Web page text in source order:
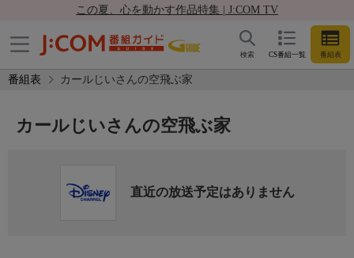
この夏、心を動かす作品特集 | J:COM TV
CS番組一覧 番組表
検索
番組表 カールじいさんの空飛ぶ家
カールじいさんの空飛ぶ家
直近の放送予定はありません